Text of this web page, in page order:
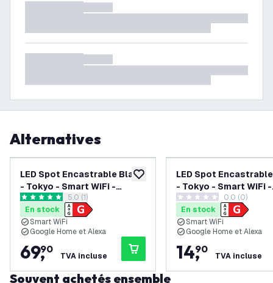
Alternatives
ajouter à la liste de souhaits
LED Spot Encastrable Blanc
- Tokyo - Smart WiFi -
Dimmable - RGB+CCT - 6
pièces
ouvrir le tiroir des avis
5 étoiles de notation
5.0 (1)
En stock
Smart WiFi
Google Home et Alexa
69,
90
TVA incluse
LED Spot
- Tokyo - Smart WiFi -
Dimmable - RGB+CCT
0 étoiles de notation
0.0 (0)
En stock
Smart WiFi
Google Home et Alexa
14,
90
TVA incluse
Souvent achetés ensemble